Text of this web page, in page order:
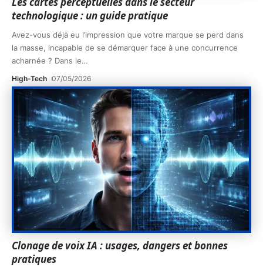
technologique : un guide pratique
Avez-vous déjà eu l’impression que votre marque se perd dans
la masse, incapable de se démarquer face à une concurrence
acharnée ? Dans le…
High-Tech 07/05/2026
Clonage de voix IA : usages, dangers et bonnes
pratiques